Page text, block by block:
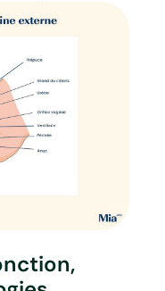
(Gleeden pour
accessible ; et
la
de quel
soient en
dangereux.Mia